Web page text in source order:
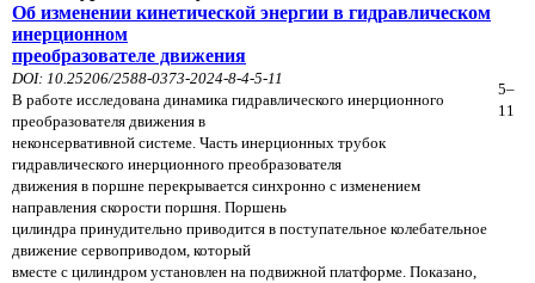
Об изменении кинетической энергии в гидравлическом
инерционном
преобразователе движения
DOI: 10.25206/2588-0373-2024-8-4-5-11
В работе исследована динамика гидравлического инерционного
преобразователя движения в
неконсервативной системе. Часть инерционных трубок
гидравлического инерционного преобразователя
движения в поршне перекрывается синхронно с изменением
направления скорости поршня. Поршень
цилиндра принудительно приводится в поступательное колебательное
движение сервоприводом, который
вместе с цилиндром установлен на подвижной платформе. Показано,
5–
11